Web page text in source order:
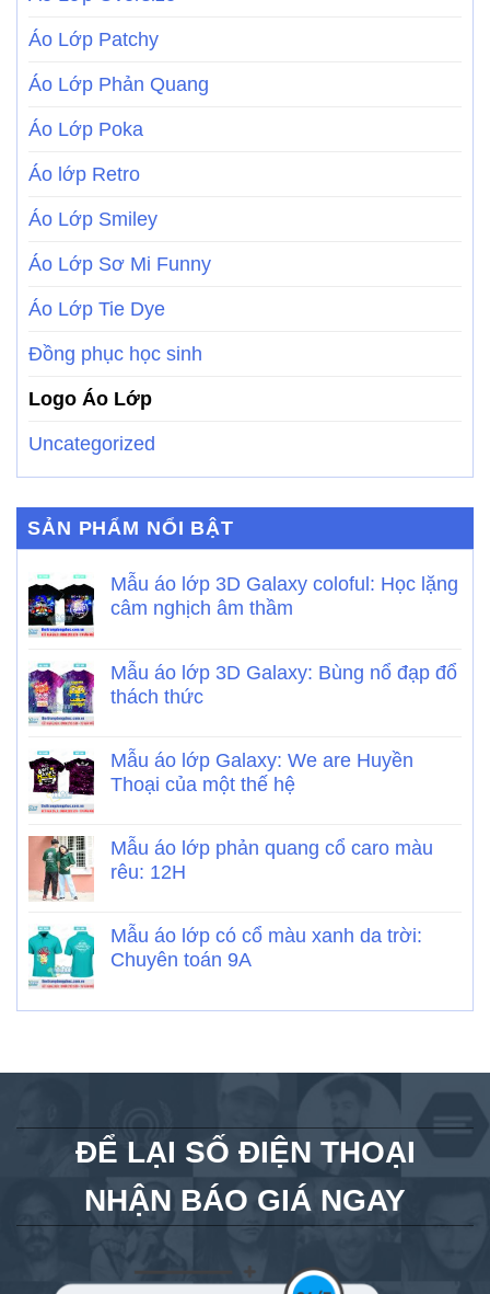
Áo Lớp Patchy
Áo Lớp Phản Quang
Áo Lớp Poka
Áo lớp Retro
Áo Lớp Smiley
Áo Lớp Sơ Mi Funny
Áo Lớp Tie Dye
Đồng phục học sinh
Logo Áo Lớp
Uncategorized
SẢN PHẨM NỔI BẬT
Mẫu áo lớp 3D Galaxy coloful: Học lặng
câm nghịch âm thầm
Mẫu áo lớp 3D Galaxy: Bùng nổ đạp đổ
thách thức
Mẫu áo lớp Galaxy: We are Huyền
Thoại của một thế hệ
Mẫu áo lớp phản quang cổ caro màu
rêu: 12H
Mẫu áo lớp có cổ màu xanh da trời:
Chuyên toán 9A
ĐỂ LẠI SỐ ĐIỆN THOẠI
NHẬN BÁO GIÁ NGAY